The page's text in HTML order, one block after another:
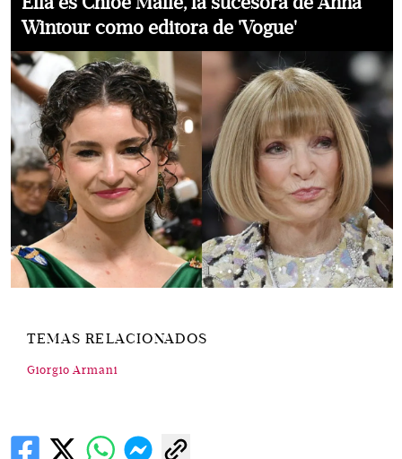
Wintour como editora de 'Vogue'
TEMAS RELACIONADOS
Giorgio Armani